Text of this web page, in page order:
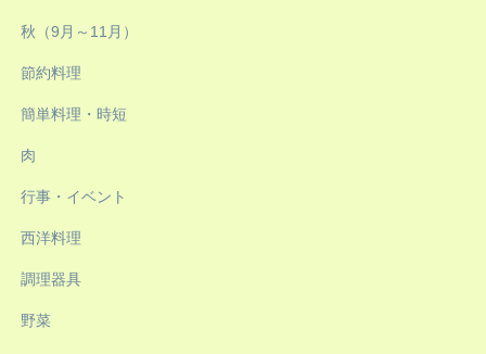
秋（9月～11月）
節約料理
簡単料理・時短
肉
行事・イベント
西洋料理
調理器具
野菜